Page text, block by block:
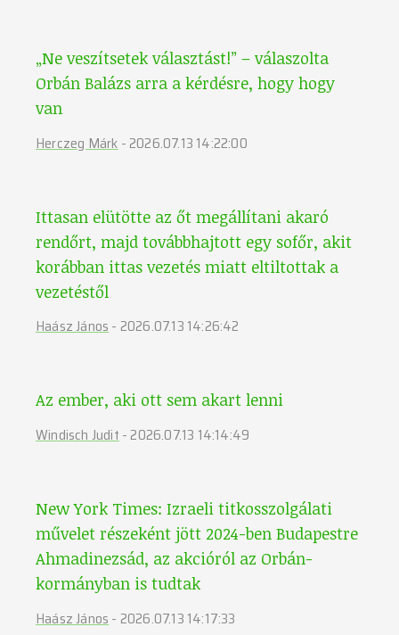
„Ne veszítsetek választást!” – válaszolta
Orbán Balázs arra a kérdésre, hogy hogy
van
Herczeg Márk - 2026.07.13 14:22:00
Ittasan elütötte az őt megállítani akaró
rendőrt, majd továbbhajtott egy sofőr, akit
korábban ittas vezetés miatt eltiltottak a
vezetéstől
Haász János- 2026.07.13 14:26:42
Az ember, aki ott sem akart lenni
Windisch Judit- 2026.07.13 14:14:49
New York Times: Izraeli titkosszolgálati
művelet részeként jött 2024-ben Budapestre
Ahmadinezsád, az akcióról az Orbán-
kormányban is tudtak
Haász János- 2026.07.13 14:17:33